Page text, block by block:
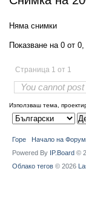
Няма снимки
Показване на 0 от
Страница 1 от 1
You cannot
Използваш тема,
Горе Начало на
Powered By IP.Board ©
Облако тегов © 2026